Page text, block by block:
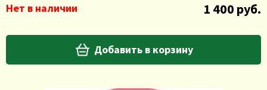
Нет в наличии 1 400 руб.
Добавить в корзину